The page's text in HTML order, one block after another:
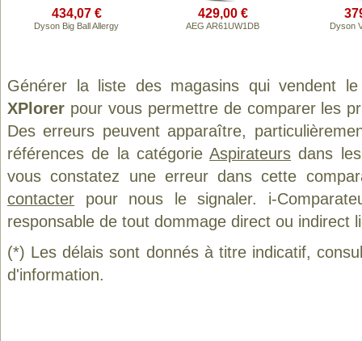
434,07 €
Dyson Big Ball Allergy
429,00 €
AEG AR61UW1DB Dyson
Générer la liste des magasins qui vendent
XPlorer pour vous permettre de comparer les
Des erreurs peuvent apparaître,
références de la catégorieAspirateurs dans
vous constatez une erreur dans cette
contacter pour nous le signaler. i-
responsable de tout dommage direct ou indirect
(*) Les délais sont donnés à titre indicatif,
d'information.